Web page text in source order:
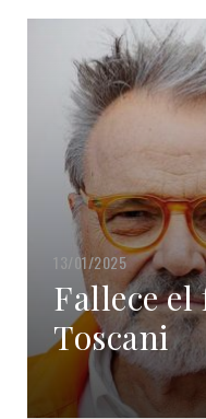
13/01/2025
Fallece
Toscani